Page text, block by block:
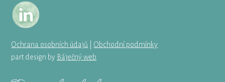
Ochrana osobních údajů
Obchodní podmínky
part design by Báječný web